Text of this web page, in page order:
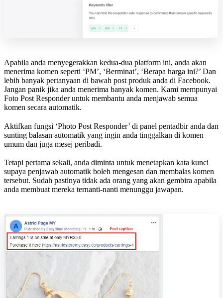
Apabila anda menyegerakkan kedua-dua platform ini, anda akan
menerima komen seperti ‘PM’, ‘Berminat’, ‘Berapa harga ini?’ Dan
lebih banyak pertanyaan di bawah post produk anda di Facebook.
Jangan panik jika anda menerima banyak komen. Kami mempunyai
Foto Post Responder untuk membantu anda menjawab semua
komen secara automatik.
Aktifkan fungsi ‘Photo Post Responder’ di panel pentadbir anda dan
sunting balasan automatik yang ingin anda tinggalkan di komen
umum dan juga mesej peribadi.
Tetapi pertama sekali, anda diminta untuk menetapkan kata kunci
supaya penjawab automatik boleh mengesan dan membalas komen
tersebut. Sudah pastinya tidak ada orang yang akan gembira apabila
anda membuat mereka ternanti-nanti menunggu jawapan.